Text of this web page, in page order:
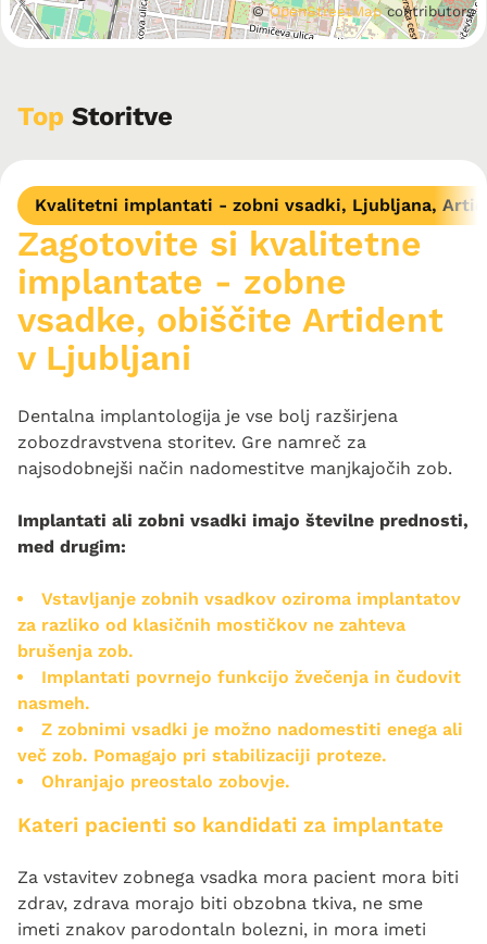
©OpenStreetMapcontributors
Top Storitve
Kvalitetni implantati - zobni vsadki, Ljubljana,
Zagotovite si kvalitetne
implantate - zobne
vsadke, obiščite Artident
v Ljubljani
Dentalna implantologija je vse bolj razširjena
zobozdravstvena storitev. Gre namreč za
najsodobnejši način nadomestitve manjkajočih zob.
Implantati ali zobni vsadki imajo številne prednosti,
med drugim:
Vstavljanje zobnih vsadkov oziroma implantatov
za razliko od klasičnih mostičkov ne zahteva
brušenja zob.
Implantati povrnejo funkcijo žvečenja in čudovit
nasmeh.
Z zobnimi vsadki je možno nadomestiti enega ali
več zob. Pomagajo pri stabilizaciji proteze.
Ohranjajo preostalo zobovje.
Kateri pacienti so kandidati za implantate
Za vstavitev zobnega vsadka mora pacient mora biti
zdrav, zdrava morajo biti obzobna tkiva, ne sme
imeti znakov parodontaln bolezni, in mora imeti